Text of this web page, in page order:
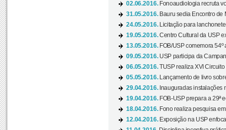
02.06.2016. Fonoaudiologia recruta
31.05.2016. Bauru sedia Encontro de
24.05.2016.
Licitação para
19.05.2016.Centro Cultural da USP
13.05.2016. FOB/USP comemora
09.05.2016. USP participa da
06.05.2016.TUSP realiza XVI Circuito
05.05.2016.
Lançamento de livro
29.04.2016. Inauguradas instalações
19.04.2016. FOB-USP prepara a 29ª
18.04.2016. Fono realiza pesquisa
12.04.2016. Exposição na USP